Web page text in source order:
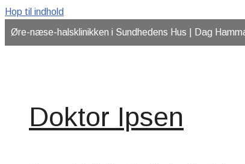
Hop til indhold
Øre-næse-halsklinikken i Sundhedens Hus | Dag
Doktor Ipsen